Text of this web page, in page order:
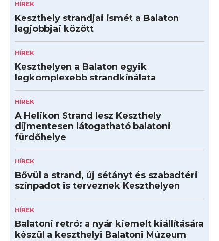
HÍREK
Keszthely strandjai ismét a Balaton
legjobbjai között
HÍREK
Keszthelyen a Balaton egyik
legkomplexebb strandkínálata
HÍREK
A Helikon Strand lesz Keszthely
díjmentesen látogatható balatoni
fürdőhelye
HÍREK
Bővül a strand, új sétányt és szabadtéri
színpadot is terveznek Keszthelyen
HÍREK
Balatoni retró: a nyár kiemelt kiállítására
készül a keszthelyi Balatoni Múzeum